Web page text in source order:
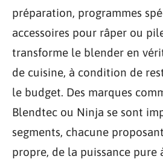
préparation, programmes
accessoires pour râper ou
transforme le blender en
de cuisine, à condition de
le budget. Des marques
Blendtec ou Ninja se sont
segments, chacune
propre, de la puissance pure